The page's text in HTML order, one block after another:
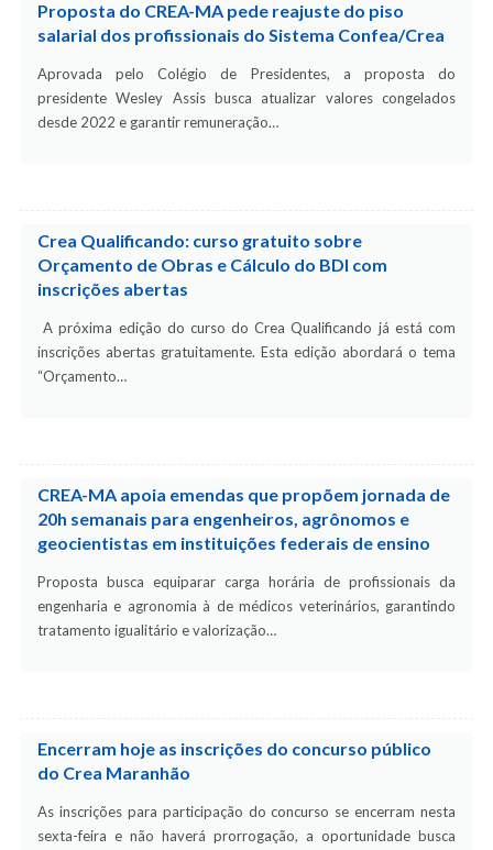
Proposta do CREA-MA pede reajuste do piso
salarial dos profissionais do Sistema Confea/Crea
Aprovada pelo Colégio de Presidentes, a proposta do
presidente Wesley Assis busca atualizar valores congelados
desde 2022 e garantir remuneração…
Crea Qualificando: curso gratuito sobre
Orçamento de Obras e Cálculo do BDI com
inscrições abertas
A próxima edição do curso do Crea Qualificando já está com
inscrições abertas gratuitamente. Esta edição abordará o tema
“Orçamento…
CREA-MA apoia emendas que propõem jornada de
20h semanais para engenheiros, agrônomos e
geocientistas em instituições federais de ensino
Proposta busca equiparar carga horária de profissionais da
engenharia e agronomia à de médicos veterinários, garantindo
tratamento igualitário e valorização…
Encerram hoje as inscrições do concurso público
do Crea Maranhão
As inscrições para participação do concurso se encerram nesta
sexta-feira e não haverá prorrogação, a oportunidade busca